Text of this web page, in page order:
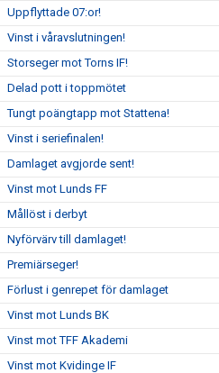
Uppflyttade 07:or!
Vinst i våravslutningen!
Storseger mot Torns IF!
Delad pott i toppmötet
Tungt poängtapp mot Stattena!
Vinst i seriefinalen!
Damlaget avgjorde sent!
Vinst mot Lunds FF
Mållöst i derbyt
Nyförvärv till damlaget!
Premiärseger!
Förlust i genrepet för damlaget
Vinst mot Lunds BK
Vinst mot TFF Akademi
Vinst mot Kvidinge IF